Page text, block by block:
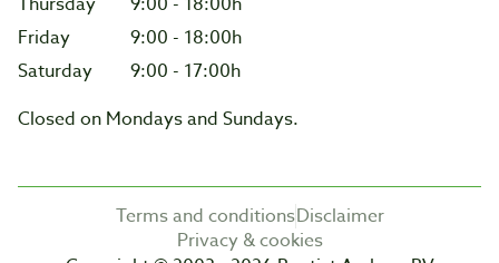
Friday
9:00 - 18:00h
Saturday
9:00 - 17:00h
Closed on Mondays and Sundays.
Terms and conditionsDisclaimer
Privacy & cookies